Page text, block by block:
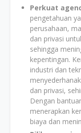
Perkuat
pengetahuan
perusahaan,
dan privasi
sehingga
kepentingan.
industri dan
dan privasi,
Dengan
menerapkan
biaya dan